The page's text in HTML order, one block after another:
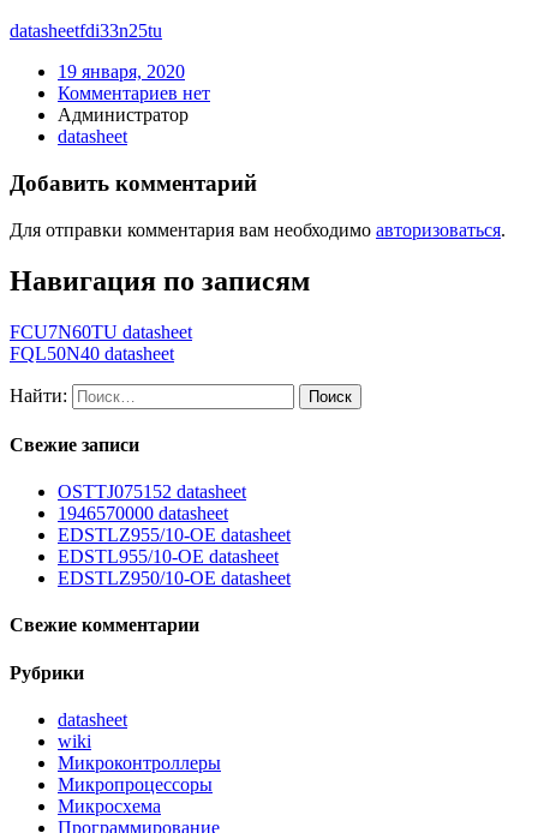
datasheetfdi33n25tu
19 января, 2020
Комментариев нет
Администратор
datasheet
Добавить комментарий
Для отправки комментария вам необходимо авторизоваться.
Навигация по записям
FCU7N60TU datasheet
FQL50N40 datasheet
Найти:
Свежие записи
OSTTJ075152 datasheet
1946570000 datasheet
EDSTLZ955/10-OE datasheet
EDSTL955/10-OE datasheet
EDSTLZ950/10-OE datasheet
Свежие комментарии
Рубрики
datasheet
wiki
Микроконтроллеры
Микропроцессоры
Микросхема
Программирование